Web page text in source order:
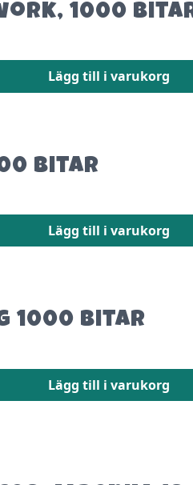
1000
Lägg till i varukorg
bitar
Lägg till i varukorg
1000 bitar
Lägg till i varukorg